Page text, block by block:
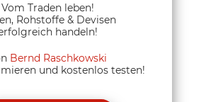
Vom Traden leben!
Rohstoffe & Devisen
handeln!
Bernd Raschkowski
und kostenlos testen!